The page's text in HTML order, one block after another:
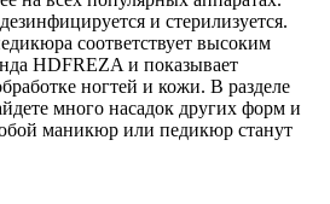
и стерилизуется.
соответствует высоким
HDFREZA и показывает
ногтей и кожи. В разделе
много насадок других форм и
маникюр или педикюр станут